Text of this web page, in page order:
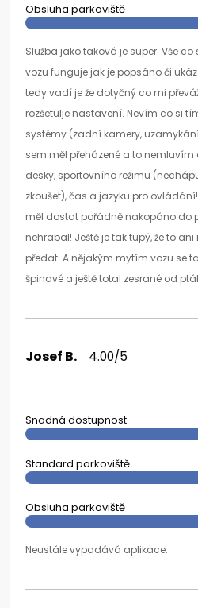
Obsluha parkoviště
Služba jako taková je super. Vše
vozu funguje jak je popsáno či
tedy vadí je že dotyčný co mi
rozšetulje nastavení. Nevím co si
systémy (zadní kamery,
sem měl přeházené a to
desky, sportovního režimu
zkoušet), čas a jazyku pro
měl dostat pořádně nakopáno do
nehrabal! Ještě je tak tupý, že to
předat. A nějakým mytím vozu se
špinavé a ještě total zesrané od
Josef B. 4.00/5
Snadná dostupnost
Standard parkoviště
Obsluha parkoviště
Neustále vypadává aplikace.